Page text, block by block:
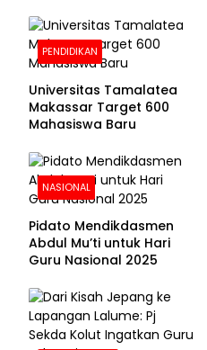
PENDIDIKAN
Universitas Tamalatea
Makassar Target 600
Mahasiswa Baru
NASIONAL
Pidato Mendikdasmen
Abdul Mu’ti untuk Hari
Guru Nasional 2025